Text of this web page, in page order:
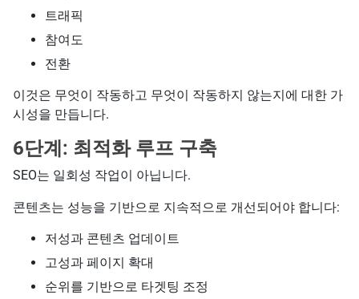
트래픽
참여도
전환
이것은 무엇이 작동하고 무엇이 작동하지 않는지에 대한 가
시성을 만듭니다.
6단계: 최적화 루프 구축
SEO는 일회성 작업이 아닙니다.
콘텐츠는 성능을 기반으로 지속적으로 개선되어야 합니다:
저성과 콘텐츠 업데이트
고성과 페이지 확대
순위를 기반으로 타겟팅 조정